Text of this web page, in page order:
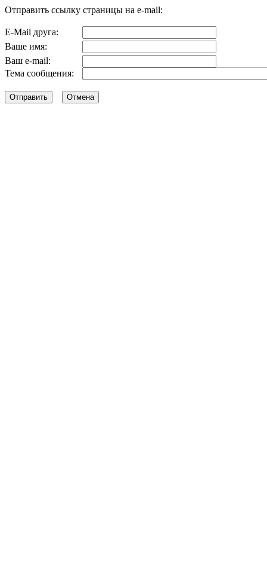
Отправить ссылку страницы на e-mail:
E-Mail друга:
Ваше имя:
Ваш e-mail:
Тема сообщения: